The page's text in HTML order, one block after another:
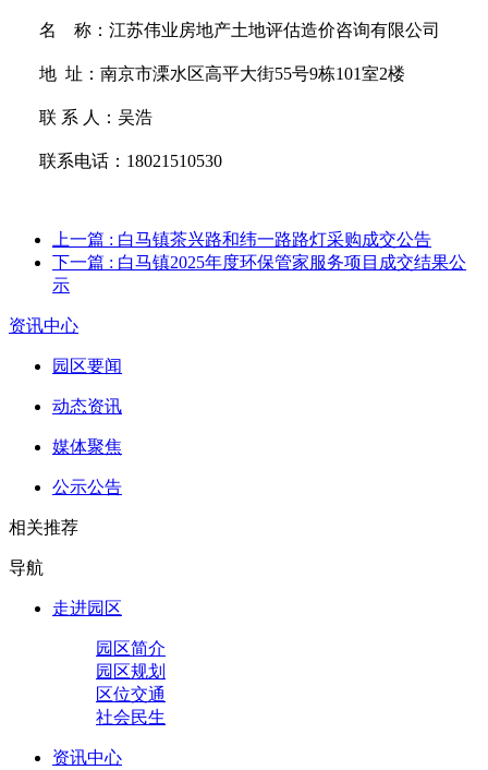
名 称：江苏伟业房地产土地评估造价咨询有限公司
地 址：南京市溧水区高平大街55号9栋101室2楼
联 系 人： 吴浩
联系电话： 18021510530
上一篇 : 白马镇茶兴路和纬一路路灯采购成交公告
下一篇 : 白马镇2025年度环保管家服务项目成交结果公
示
资讯中心
园区要闻
动态资讯
媒体聚焦
公示公告
相关推荐
导航
走进园区
园区简介
园区规划
区位交通
社会民生
资讯中心